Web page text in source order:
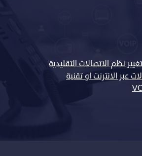
نظم الاتصالات التقليدية
عبر الانترنت او تقنية